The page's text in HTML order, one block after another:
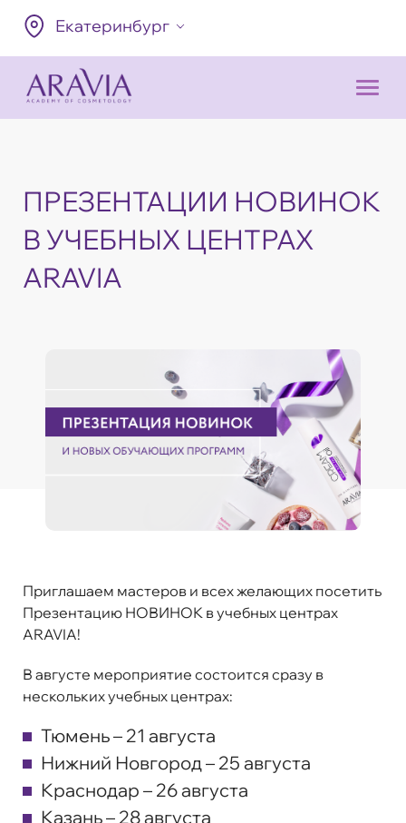
Екатеринбург
ПРЕЗЕНТАЦИИ НОВИНОК
В УЧЕБНЫХ ЦЕНТРАХ
ARAVIA
Приглашаем мастеров и всех желающих посетить
Презентацию НОВИНОК в учебных центрах
ARAVIA!
В августе мероприятие состоится сразу в
нескольких учебных центрах:
Тюмень – 21 августа
Нижний Новгород – 25 августа
Краснодар – 26 августа
Казань – 28 августа